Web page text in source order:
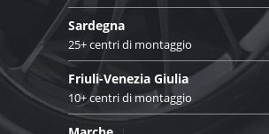
Sardegna
25+ centri di montaggio
Friuli-Venezia Giulia
10+ centri di montaggio